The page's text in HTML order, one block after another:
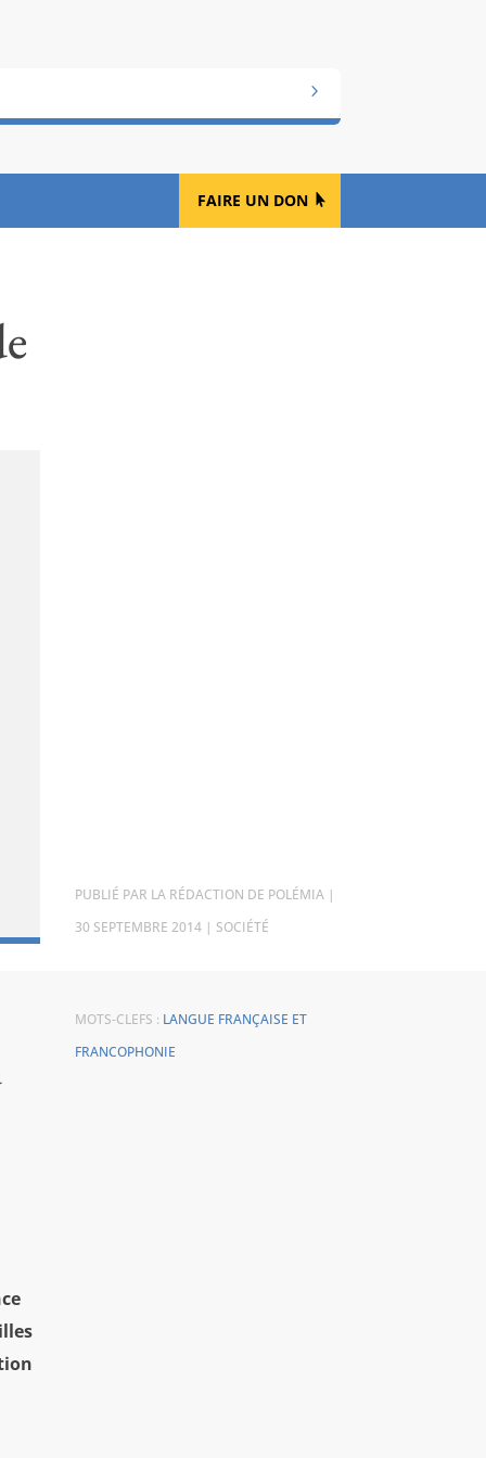
FAIRE UN DON
PAR LA RÉDACTION DE POLÉMIA |
30 SEPTEMBRE 2014 | SOCIÉTÉ
MOTS-CLEFS : LANGUE FRANÇAISE ET
FRANCOPHONIE